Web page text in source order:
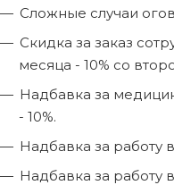
Сложные случаи
Скидка за заказ
месяца - 10% со
Надбавка за
- 10%.
Надбавка за работу
Надбавка за работу